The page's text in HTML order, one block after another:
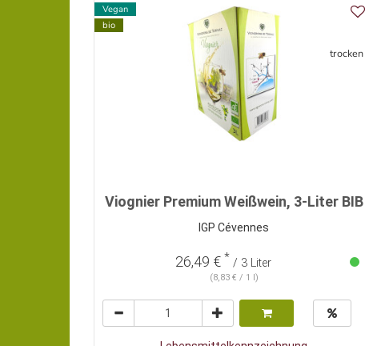
Vegan
bio
trocken
Viognier Premium Weißwein, 3-Liter BIB
IGP Cévennes
26,49 € * / 3 Liter
(8,83 € / 1 l)